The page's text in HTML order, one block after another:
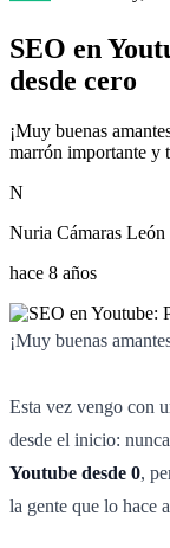
SEO en
desde cero
¡Muy buenas
marrón importante y
N
Nuria Cámaras León
hace 8 años
¡Muy buenas
Esta vez vengo con
desde el inicio:
Youtube desde 0,
la gente que lo hace